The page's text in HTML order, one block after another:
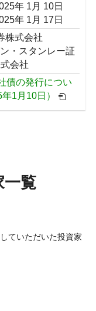
年 1月 10日
年 1月 17日
株式会社
・スタンレー証
会社
債の発行につい
1月10日）
一覧
ていただいた投資家